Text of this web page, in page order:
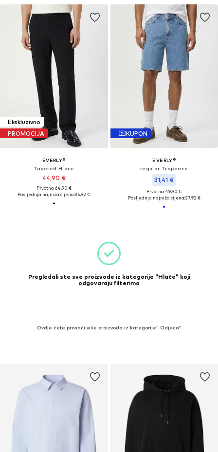
Ekskluzivno
PROMOCIJA
EVERLY®
Tapered Hlače
44,90 €
Prvotno: 64,90 €
Posljednja najniža cijena:35,92 €
KUPON
EVERLY®
regular Traperice
31,41 €
Prvotno: 49,90 €
Posljednja najniža cijena:27,92 €
Pregledali ste sve proizvode iz kategorije "Hlače" koji
odgovaraju filterima
Ovdje ćete pronaći više proizvoda iz kategorije" Odjeća"